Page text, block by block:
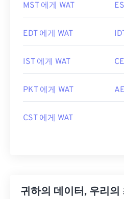
MST 에게 WAT
EDT 에게 WAT
IST 에게 WAT
PKT 에게 WAT
CST 에게 WAT
귀하의 데이터, 우리의